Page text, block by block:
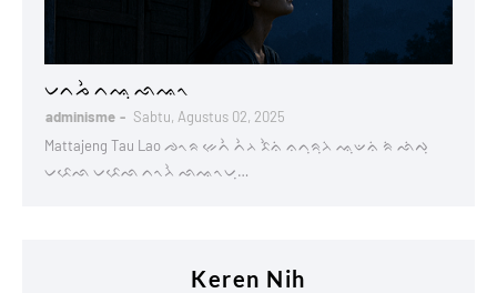
ᨆᨈᨍᨛ ᨈᨕᨘ ᨒᨕᨚ
adminisme
Sabtu, Agustus 02, 2025
Mattajeng Tau Lao ᨌᨚᨑ ᨀᨙᨈᨛ ᨈᨛᨂ ᨅᨛᨊᨗ ᨊᨈᨘᨑᨘᨂᨗ ᨕᨘᨉᨊᨗ ᨑᨗ ᨒᨗᨄᨘ
ᨆᨅᨙᨒ ᨆᨅᨙᨒ ᨈᨚᨂᨛ ᨒᨕᨚᨆᨘ…
Keren Nih